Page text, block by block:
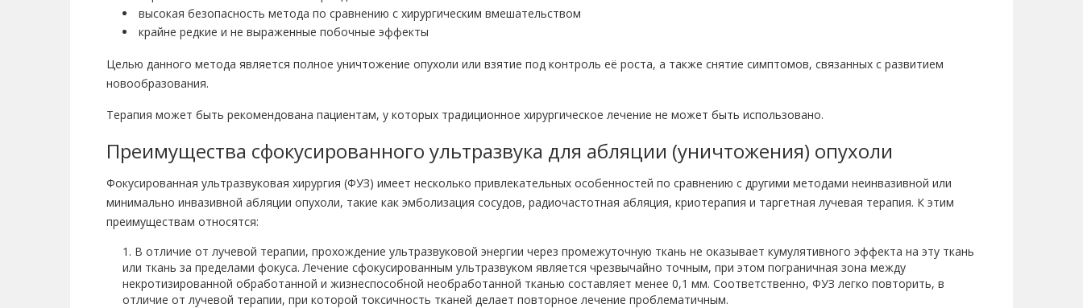
высокая безопасность метода по сравнению с хирургическим вмешательством
крайне редкие и не выраженные побочные эффекты
Целью данного метода является полное уничтожение опухоли или взятие под контроль её роста, а также снятие симптомов, связанных с развитием
новообразования.
Терапия может быть рекомендована пациентам, у которых традиционное хирургическое лечение не может быть использовано.
Преимущества сфокусированного ультразвука для абляции (уничтожения) опухоли
Фокусированная ультразвуковая хирургия (ФУЗ) имеет несколько привлекательных особенностей по сравнению с другими методами неинвазивной или
минимально инвазивной абляции опухоли, такие как эмболизация сосудов, радиочастотная абляция, криотерапия и таргетная лучевая терапия. К этим
преимуществам относятся:
В отличие от лучевой терапии, прохождение ультразвуковой энергии через промежуточную ткань не оказывает кумулятивного эффекта на эту ткань
или ткань за пределами фокуса. Лечение сфокусированным ультразвуком является чрезвычайно точным, при этом пограничная зона между
некротизированной обработанной и жизнеспособной необработанной тканью составляет менее 0,1 мм. Соответственно, ФУЗ легко повторить, в
отличие от лучевой терапии, при которой токсичность тканей делает повторное лечение проблематичным.